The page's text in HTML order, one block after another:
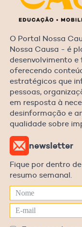
O Portal Nossa
Nossa Causa - é
desenvolvimento
oferecendo
estratégicos que
pessoas,
em resposta à
desinformação e
qualidade sobre
newsletter
Fique por dentro
resumo semanal.